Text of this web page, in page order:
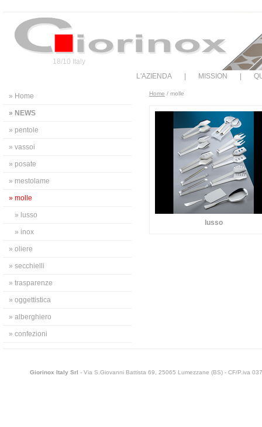
18/10 Italy
L'AZIENDA
MISSION
» Home
» NEWS
» pentole
» vassoi
» posate
» mestolame
» molle
» lusso
» inox
» oliere
» secchielli
» trasparenze
» oggettistica
» alberghiero
» confezioni
Home / molle
lusso
Giorinox Italy Srl - Via S.Giovanni Battista 69, 25065 Lumezzane (BS) - CF/P.iva